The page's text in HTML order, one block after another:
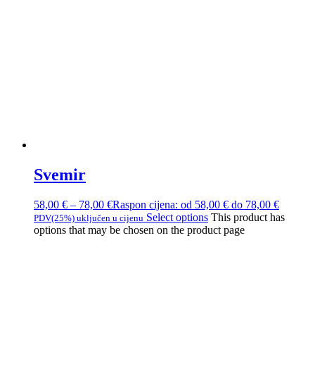
Svemir
58,00 € – 78,00 €Raspon cijena: od 58,00 € do 78,00 €
PDV(25%) uključen u cijenu Select options This product has
options that may be chosen on the product page